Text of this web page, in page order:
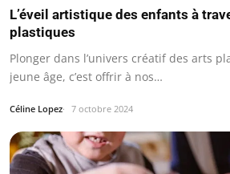
L’éveil artistique des enfants à
plastiques
Plonger dans l’univers créatif des arts
jeune âge, c’est offrir à nos…
Céline Lopez 7 octobre 2024